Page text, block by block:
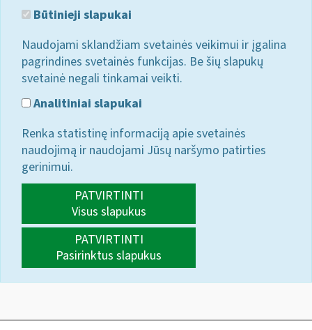
Būtinieji slapukai
Naudojami sklandžiam svetainės veikimui ir įgalina
pagrindines svetainės funkcijas. Be šių slapukų
svetainė negali tinkamai veikti.
Analitiniai slapukai
Renka statistinę informaciją apie svetainės
naudojimą ir naudojami Jūsų naršymo patirties
gerinimui.
PATVIRTINTI
Visus slapukus
PATVIRTINTI
Pasirinktus slapukus